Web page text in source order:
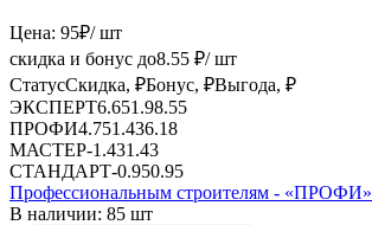
Цена: 95₽/ шт
скидка и бонус до8.55 ₽/ шт
СтатусСкидка, ₽Бонус, ₽Выгода, ₽
ЭКСПЕРТ6.651.98.55
ПРОФИ4.751.436.18
МАСТЕР-1.431.43
СТАНДАРТ-0.950.95
Профессиональным строителям - «ПРОФИ»
В наличии: 85 шт